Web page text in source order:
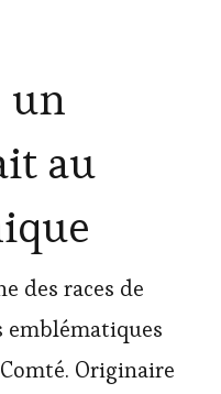
un
au
des races de
emblématiques
Originaire